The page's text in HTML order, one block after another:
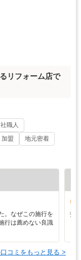
リフォーム店で
職人
加盟 地元密着
。なぜこの施行を
行は薦めない良識
技
コミをもっと見る >